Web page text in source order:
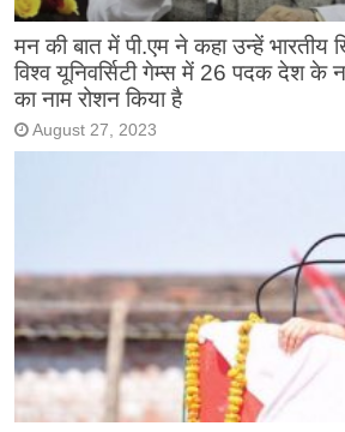
मन की बात में पी.एम ने कहा उन्हें भारतीय
विश्व यूनिवर्सिटी गेम्स में 26 पदक देश के
का नाम रोशन किया है
August 27, 2023